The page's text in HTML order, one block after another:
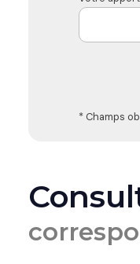
* Champs